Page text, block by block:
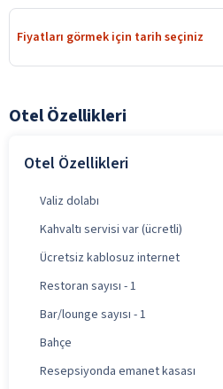
Fiyatları görmek için tarih seçiniz
Otel Özellikleri
Otel Özellikleri
Valiz dolabı
Kahvaltı servisi var (ücretli)
Ücretsiz kablosuz internet
Restoran sayısı - 1
Bar/lounge sayısı - 1
Bahçe
Resepsiyonda emanet kasası